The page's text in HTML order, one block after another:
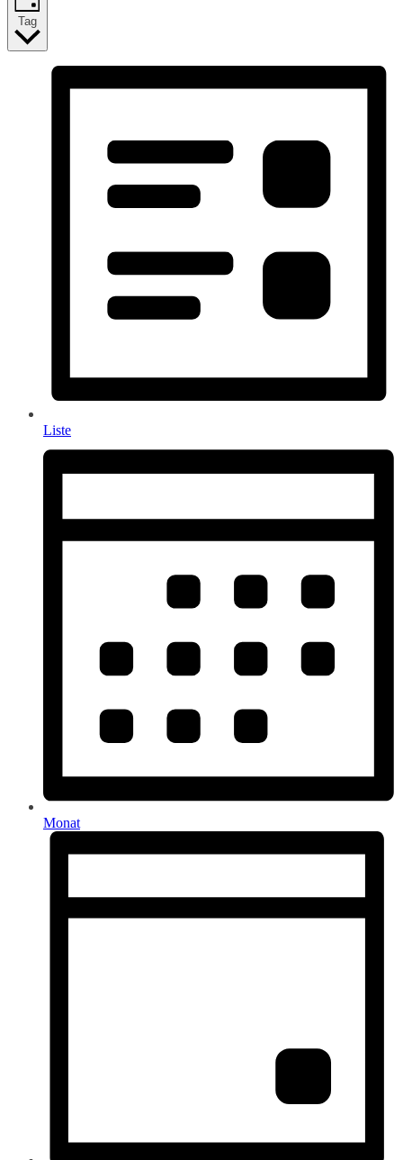
Tag
Liste
Monat